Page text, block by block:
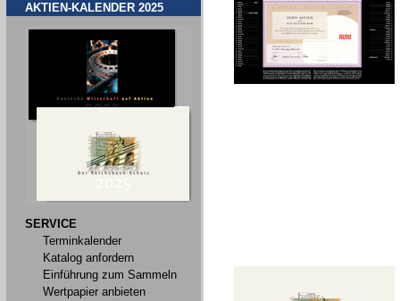
AKTIEN-KALENDER 2025
SERVICE
Terminkalender
Katalog anfordern
Einführung zum Sammeln
Wertpapier anbieten